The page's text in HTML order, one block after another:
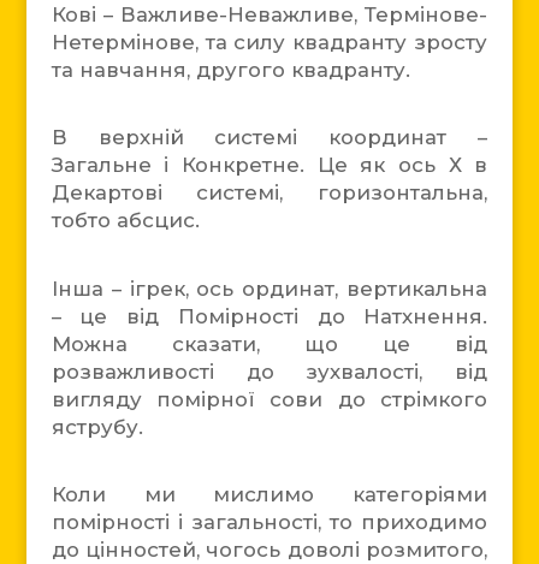
Кові – Важливе-Неважливе, Термінове-
Нетермінове, та силу квадранту зросту
та навчання, другого квадранту.
В верхній системі координат –
Загальне і Конкретне. Це як ось Х в
Декартові системі, горизонтальна,
тобто абсцис.
Інша – ігрек, ось ординат, вертикальна
– це від Помірності до Натхнення.
Можна сказати, що це від
розважливості до зухвалості, від
вигляду помірної сови до стрімкого
яструбу.
Коли ми мислимо категоріями
помірності і загальності, то приходимо
до цінностей, чогось доволі розмитого,